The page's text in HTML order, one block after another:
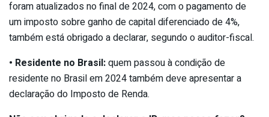
foram atualizados no final de 2024, com o pagamento de
um imposto sobre ganho de capital diferenciado de 4%,
também está obrigado a declarar, segundo o auditor-fiscal.
• Residente no Brasil:quem passou à condição de
residente no Brasil em 2024 também deve apresentar a
declaração do Imposto de Renda.